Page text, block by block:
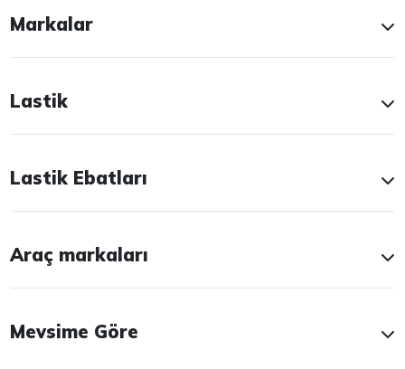
Markalar
Lastik
Lastik Ebatları
Araç markaları
Mevsime Göre